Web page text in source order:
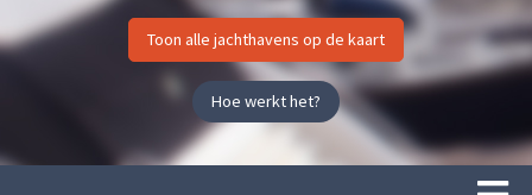
Toon alle jachthavens op de kaart
Hoe werkt het?